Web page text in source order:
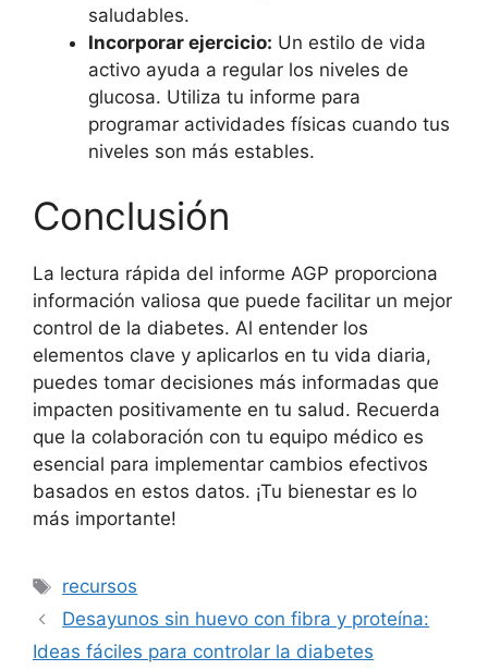
saludables.
Incorporar ejercicio: Un estilo de vida
activo ayuda a regular los niveles de
glucosa. Utiliza tu informe para
programar actividades físicas cuando tus
niveles son más estables.
Conclusión
La lectura rápida del informe AGP proporciona
información valiosa que puede facilitar un mejor
control de la diabetes. Al entender los
elementos clave y aplicarlos en tu vida diaria,
puedes tomar decisiones más informadas que
impacten positivamente en tu salud. Recuerda
que la colaboración con tu equipo médico es
esencial para implementar cambios efectivos
basados en estos datos. ¡Tu bienestar es lo
más importante!
Etiquetas
recursos
Desayunos sin huevo con fibra y proteína:
Ideas fáciles para controlar la diabetes